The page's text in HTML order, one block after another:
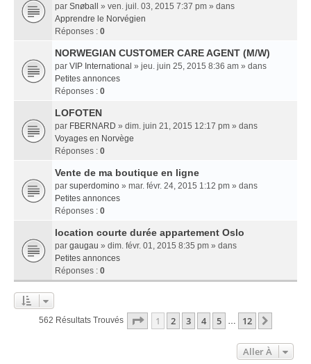
par Snøball
» ven. juil. 03, 2015 7:37 pm » dans
Apprendre le Norvégien
Réponses : 0
NORWEGIAN CUSTOMER CARE AGENT (M/W)
par VIP International » jeu. juin 25, 2015 8:36 am » dans
Petites annonces
Réponses : 0
LOFOTEN
par FBERNARD » dim. juin 21, 2015 12:17 pm » dans
Voyages en Norvège
Réponses : 0
Vente de ma boutique en ligne
par superdomino » mar. févr. 24, 2015 1:12 pm » dans
Petites annonces
Réponses : 0
location courte durée appartement Oslo
par gaugau » dim. févr. 01, 2015 8:35 pm » dans
Petites annonces
Réponses : 0
562 Résultats Trouvés Page 1Sur
1 2 3 4 5 … 12
Aller À